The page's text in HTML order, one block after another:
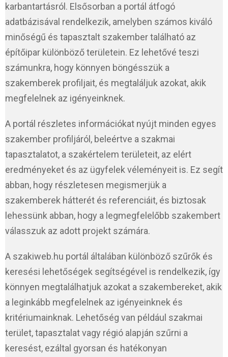
karbantartásról. Elsősorban a portál átfogó
adatbázisával rendelkezik, amelyben számos kiváló
minőségű és tapasztalt szakember található az
építőipar különböző területein. Ez lehetővé teszi
számunkra, hogy könnyen böngésszük a
szakemberek profiljait, és megtaláljuk azokat, akik
megfelelnek az igényeinknek.
A portál részletes információkat nyújt minden egyes
szakember profiljáról, beleértve a szakmai
tapasztalatot, a szakértelem területeit, az elért
eredményeket és az ügyfelek véleményeit is. Ez segít
abban, hogy részletesen megismerjük a
szakemberek hátterét és referenciáit, és biztosak
lehessünk abban, hogy a legmegfelelőbb szakembert
válasszuk az adott projekt számára.
A szakiweb.hu portál általában különböző szűrők és
keresési lehetőségek segítségével is rendelkezik, így
könnyen megtalálhatjuk azokat a szakembereket, akik
a leginkább megfelelnek az igényeinknek és
kritériumainknak. Lehetőség van például szakmai
terület, tapasztalat vagy régió alapján szűrni a
keresést, ezáltal gyorsan és hatékonyan